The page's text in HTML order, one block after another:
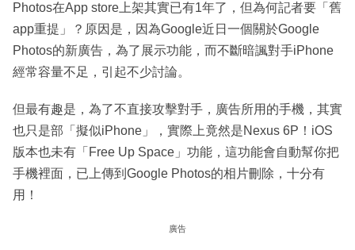
Photos在App store上架其實已有1年了，但為何記者要「舊
app重提」？原因是，因為Google近日一個關於Google
Photos的新廣告，為了展示功能，而不斷暗諷對手iPhone
經常容量不足，引起不少討論。
但最有趣是，為了不直接攻擊對手，廣告所用的手機，其實
也只是部「擬似iPhone」，實際上竟然是Nexus 6P！iOS
版本也未有「Free Up Space」功能，這功能會自動幫你把
手機裡面，已上傳到Google Photos的相片刪除，十分有
用！
廣告